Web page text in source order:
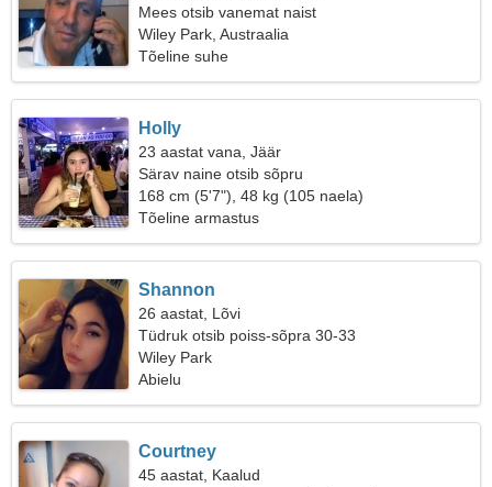
Mees otsib vanemat naist
Wiley Park, Austraalia
Tõeline suhe
Holly
23 aastat vana, Jäär
Särav naine otsib sõpru
168 cm (5'7"), 48 kg (105 naela)
Tõeline armastus
Shannon
26 aastat, Lõvi
Tüdruk otsib poiss-sõpra 30-33
Wiley Park
Abielu
Courtney
45 aastat, Kaalud